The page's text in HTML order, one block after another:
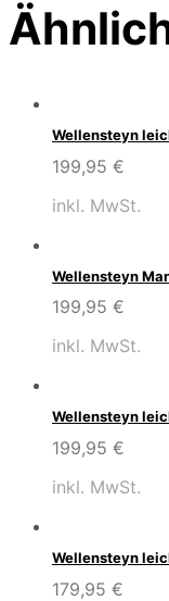
Wellensteyn
199,95 €
inkl. MwSt.
Wellensteyn
199,95 €
inkl. MwSt.
Wellensteyn
199,95 €
inkl. MwSt.
Wellensteyn
179,95 €